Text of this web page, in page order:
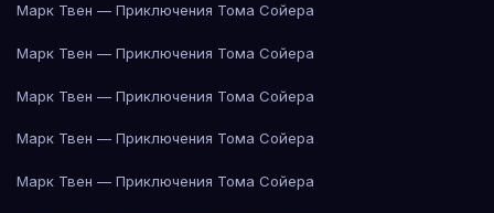
Марк Твен — Приключения Тома Сойера
Марк Твен — Приключения Тома Сойера
Марк Твен — Приключения Тома Сойера
Марк Твен — Приключения Тома Сойера
Марк Твен — Приключения Тома Сойера